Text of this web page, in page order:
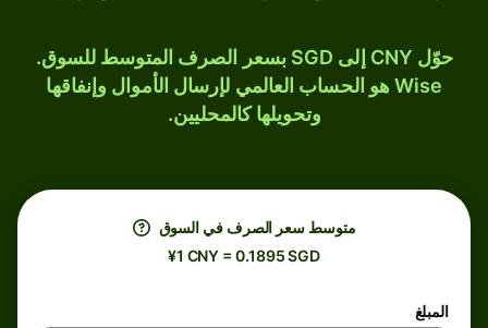
حوّل CNY إلى SGD بسعر الصرف المتوسط للسوق.
Wise هو الحساب العالمي لإرسال الأموال وإنفاقها
وتحويلها كالمحليين.
متوسط ​​سعر الصرف في السوق
¥1 CNY = 0.1895 SGD
المبلغ